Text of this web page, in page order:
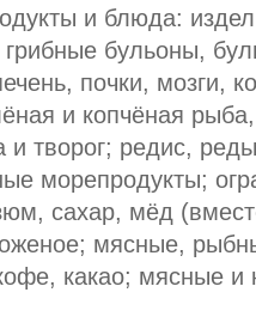
и блюда:
бульоны,
почки, мозги,
и копчёная
творог; редис,
морепродукты;
сахар, мёд
мясные,
какао; мясные